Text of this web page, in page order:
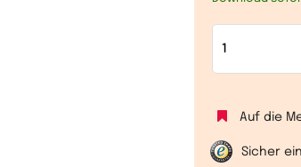
Auf die
Sicher